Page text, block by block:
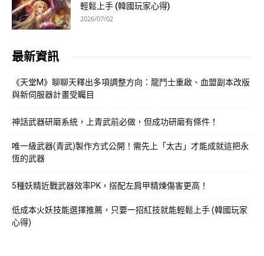
輕鬆上手 (韓國玩家心得)
2026/07/02
最新資訊
《天堂M》聊聊天釋出多項調整方向：龍鬥士重啟、血盟副本改版
與新伺服器計畫受矚目
神話武器研磨系統，上青武前必做，但成功研磨有條件！
唯一級武器(青武)製作方式公開！需先上「太古」才能成就這把永
恆的武器
5種妖精近戰武器效率PK，搭配左肩甲精煉傷害更高！
低成本火妖技能選擇推薦，只要一招紅技就能輕鬆上手 (韓國玩家
心得)